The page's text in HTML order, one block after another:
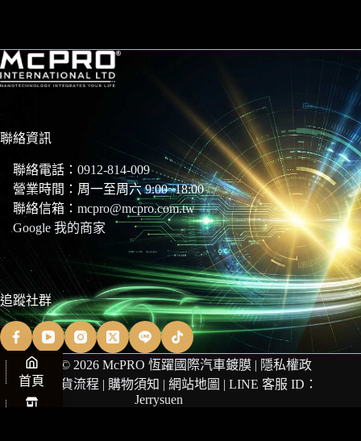
聯絡資訊
聯絡電話： 0912-814-009
營業時間：周一至周六 9:00~18:00
聯絡信箱： mcpro@mcpro.com.tw
Google 我的商家
追蹤社群
Copyright © 2026 McPRO 恆躍國際汽車鍍膜 | 隱私權政
策
|商品退貨流程 | 購物須知 |網站地圖 | LINE 客服 ID：
Jerrysuen
首頁